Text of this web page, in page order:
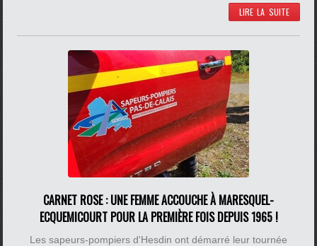
LIRE LA SUITE
CARNET ROSE : UNE FEMME ACCOUCHE À MARESQUEL-
ECQUEMICOURT POUR LA PREMIÈRE FOIS DEPUIS 1965 !
Les sapeurs-pompiers d'Hesdin ont démarré leur tournée